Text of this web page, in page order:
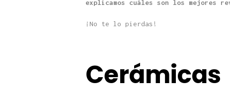
explicamos cuáles son los mejores
¡No te lo pierdas!
Cerámicas